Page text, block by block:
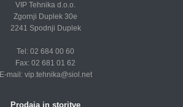
VIP Tehnika d.o.o.
Zgornji Duplek 30e
2241 Spodnji Duplek
Tel: 02 684 00 60
Fax: 02 681 01 62
E-mail: vip.tehnika@siol.net
Prodaja in storitve